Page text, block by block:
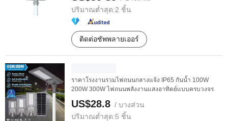
ปริมาณต่ำสุด:2 ชิ้น
ติดต่อซัพพลายเออร์
ราคาโรงงานรวมไฟถนนกลางแจ้ง IP65 กันน้ำ 100W
200W 300W ไฟถนนพลังงานแสงอาทิตย์แบบครบวงจร
US$28.8 / บางส่วน
ปริมาณต่ำสุด:5 ชิ้น